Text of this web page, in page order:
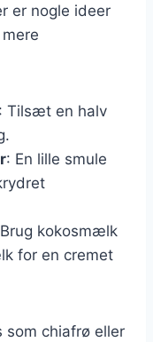
er nogle ideer
: Tilsæt en halv
: En lille smule
kokosmælk
for en cremet
som chiafrø eller